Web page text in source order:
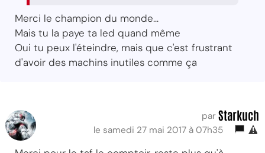
Merci le champion du monde...
Mais tu la paye ta led quand même
Oui tu peux l'éteindre, mais que c'est frustrant
d'avoir des machins inutiles comme ça
par Starkuch
le samedi 27 mai 2017 à 07h35